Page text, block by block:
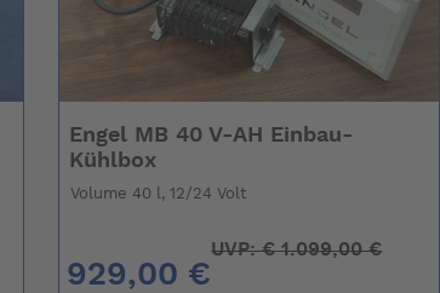
Engel MB 40 V-AH Einbau-
Kühlbox
Volume 40 l, 12/24 Volt
929,00 €
UVP:€1.099,00 €